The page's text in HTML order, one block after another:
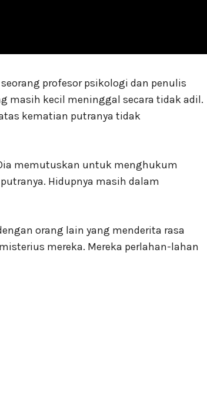
profesor psikologi dan penulis
masih kecil meninggal secara tidak adil.
kematian putranya tidak
memutuskan untuk menghukum
Hidupnya masih dalam
orang lain yang menderita rasa
mereka. Mereka perlahan-lahan